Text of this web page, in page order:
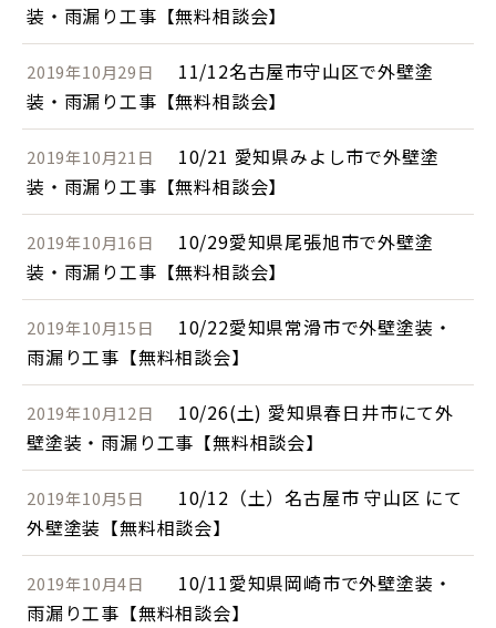
装・雨漏り工事【無料相談会】
2019年10月29日
11/12名古屋市守山区で外壁塗
装・雨漏り工事【無料相談会】
2019年10月21日
10/21 愛知県みよし市で外壁塗
装・雨漏り工事【無料相談会】
2019年10月16日
10/29愛知県尾張旭市で外壁塗
装・雨漏り工事【無料相談会】
2019年10月15日
10/22愛知県常滑市で外壁塗装・
雨漏り工事【無料相談会】
2019年10月12日
10/26(土) 愛知県春日井市にて外
壁塗装・雨漏り工事【無料相談会】
2019年10月5日
10/12（土）名古屋市 守山区 にて
外壁塗装【無料相談会】
2019年10月4日
10/11愛知県岡崎市で外壁塗装・
雨漏り工事【無料相談会】